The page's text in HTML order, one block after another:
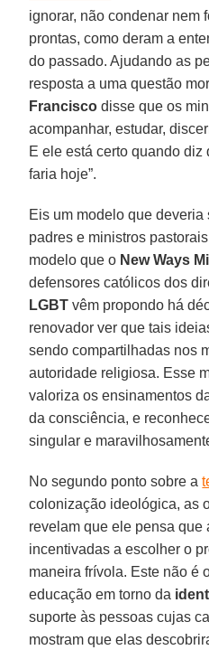
ignorar, não condenar nem
prontas, como deram a
do passado. Ajudando as
resposta a uma questão
Francisco disse que os
acompanhar, estudar,
E ele está certo quando diz
faria hoje”.
Eis um modelo que
padres e ministros
modelo que o New Ways
defensores católicos dos
LGBT vêm propondo há
renovador ver que tais
sendo compartilhadas nos
autoridade religiosa. Esse
valoriza os ensinamentos
da consciência, e
singular e
No segundo ponto sobre a
colonização ideológica, as
revelam que ele pensa que
incentivadas a escolher o
maneira frívola. Este não é
educação em torno da
suporte às pessoas cujas
mostram que elas